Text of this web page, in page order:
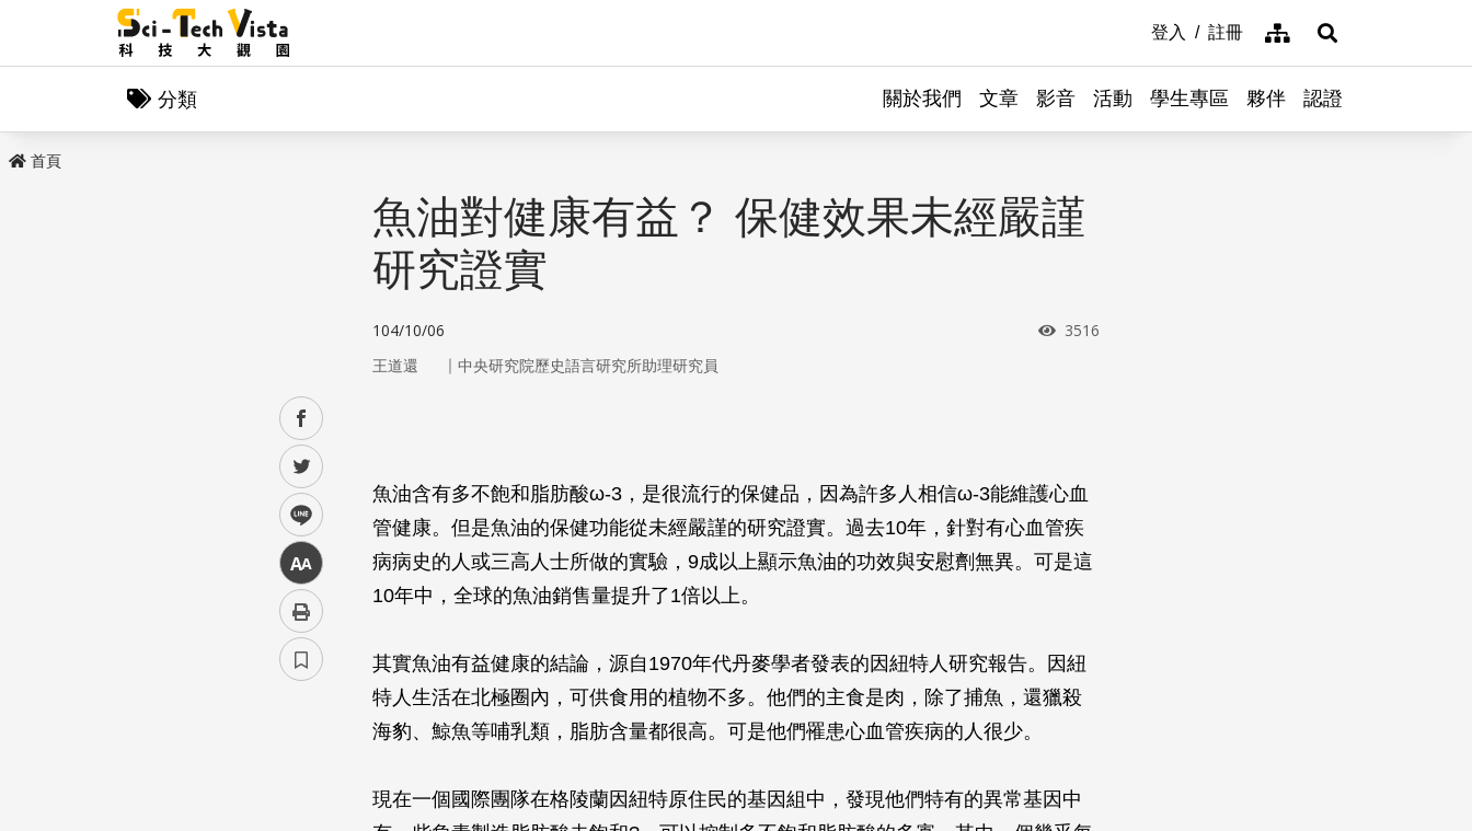
登入 註冊 網站導覽展開搜尋
分類 關於我們 文章 影音 活動 學生專區 夥伴 認證
首頁
facebook
twitter
line
中
魚油對健康有益？ 保健效果未經嚴謹
研究證實
104/10/06 瀏覽次數
3516
王道還 ｜ 中央研究院歷史語言研究所助理研究員
魚油含有多不飽和脂肪酸ω-3，是很流行的保健品，因為許多人相信ω-3能維護心血
管健康。但是魚油的保健功能從未經嚴謹的研究證實。過去10年，針對有心血管疾
病病史的人或三高人士所做的實驗，9成以上顯示魚油的功效與安慰劑無異。可是這
10年中，全球的魚油銷售量提升了1倍以上。
其實魚油有益健康的結論，源自1970年代丹麥學者發表的因紐特人研究報告。因紐
特人生活在北極圈內，可供食用的植物不多。他們的主食是肉，除了捕魚，還獵殺
海豹、鯨魚等哺乳類，脂肪含量都很高。可是他們罹患心血管疾病的人很少。
現在一個國際團隊在格陵蘭因紐特原住民的基因組中，發現他們特有的異常基因中